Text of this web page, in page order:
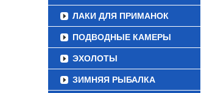
ЛАКИ ДЛЯ ПРИМАНОК
ПОДВОДНЫЕ КАМЕРЫ
ЭХОЛОТЫ
ЗИМНЯЯ РЫБАЛКА